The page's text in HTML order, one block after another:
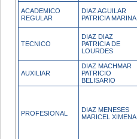
ACADEMICO
REGULAR
DIAZ AGUILAR
PATRICIA MARINA
TECNICO
DIAZ DIAZ
PATRICIA DE
LOURDES
AUXILIAR
DIAZ MACHMAR
PATRICIO
BELISARIO
PROFESIONAL
DIAZ MENESES
MARICEL XIMENA